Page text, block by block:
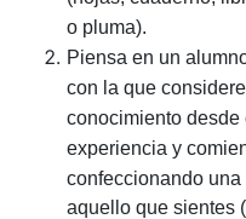
o pluma).
Piensa en un
con la que
conocimiento
experiencia y c
confeccionando
aquello que sientes